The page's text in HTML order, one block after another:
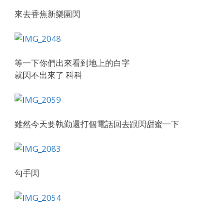
來去香焦新樂園閃
等一下你們出來看到地上的白字
就閃不出來了 科科
雖然今天要執勤還打個電話回去跟閃甜蜜一下
勾手閃